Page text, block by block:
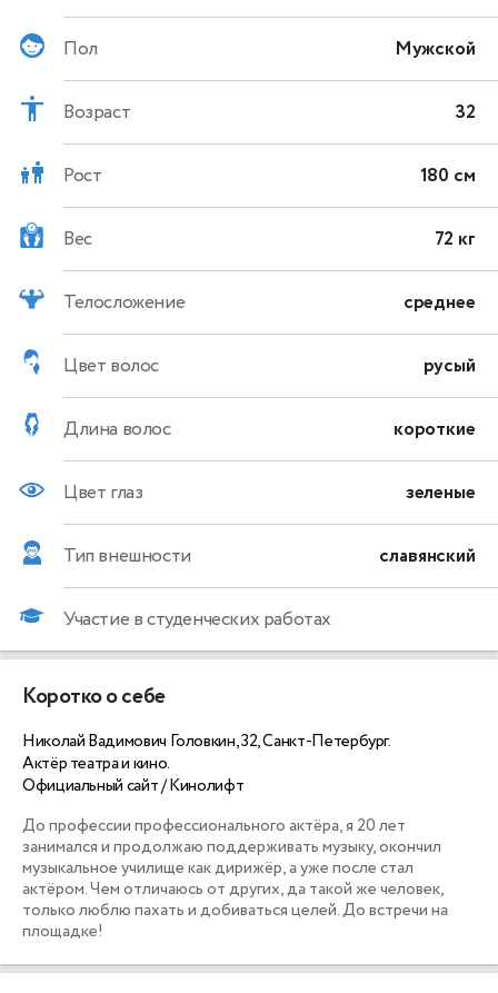
Пол Мужской
Возраст 32
Рост 180 см
Вес 72 кг
Телосложение среднее
Цвет волос русый
Длина волос короткие
Цвет глаз зеленые
Тип внешности славянский
Участие в студенческих работах
Коротко о себе
Николай Вадимович Головкин, 32, Санкт-Петербург.
Актёр театра и кино.
Официальный сайт / Кинолифт
До профессии профессионального актёра, я 20 лет
занимался и продолжаю поддерживать музыку, окончил
музыкальное училище как дирижёр, а уже после стал
актёром. Чем отличаюсь от других, да такой же человек,
только люблю пахать и добиваться целей. До встречи на
площадке!